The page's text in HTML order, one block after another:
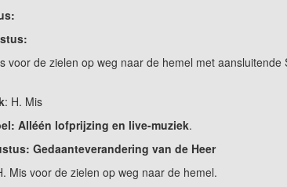
voor de zielen op weg naar de hemel met aansluitende
: H. Mis
Alléén lofprijzing en live-muziek.
Gedaanteverandering van de Heer
Mis voor de zielen op weg naar de hemel.